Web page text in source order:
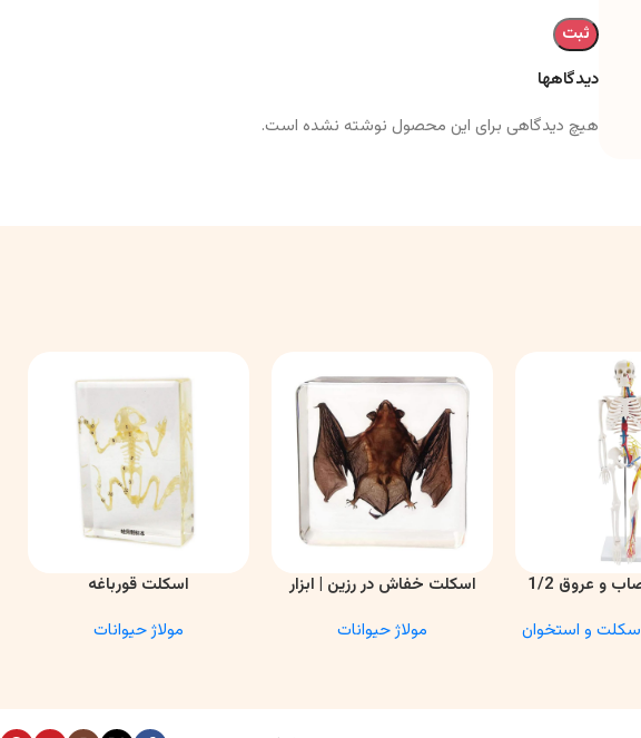
دیدگاهها
هیچ دیدگاهی برای این محصول نوشته نشده است.
و عروق 1/2
و استخوان
اطلاعات بیشتر
اسکلت خفاش در رزین | ابزار
مولاژ حیوانات
اطلاعات بیشتراسکلت قورباغه
مولاژ حیوانات